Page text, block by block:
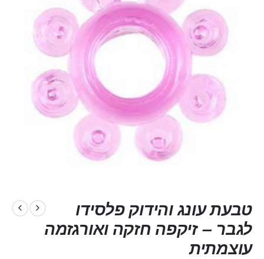
טבעת עונג והידוק פלסידו
לגבר – זיקפה חזקה ואורגזמה
עוצמתית